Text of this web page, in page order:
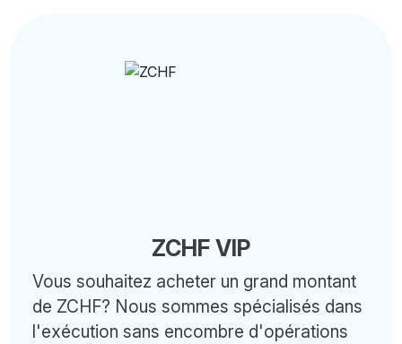
ZCHF VIP
Vous souhaitez acheter un grand montant
de ZCHF? Nous sommes spécialisés dans
l'exécution sans encombre d'opérations